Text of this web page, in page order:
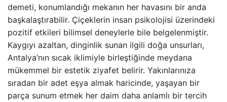
demeti, konumlandığı mekanın her havasını bir anda
başkalaştırabilir. Çiçeklerin insan psikolojisi üzerindeki
pozitif etkileri bilimsel deneylerle bile belgelenmiştir.
Kaygıyı azaltan, dinginlik sunan ilgili doğa unsurları,
Antalya’nın sıcak iklimiyle birleştiğinde meydana
mükemmel bir estetik ziyafet belirir. Yakınlarınıza
sıradan bir adet eşya almak haricinde, yaşayan bir
parça sunum etmek her daim daha anlamlı bir tercih